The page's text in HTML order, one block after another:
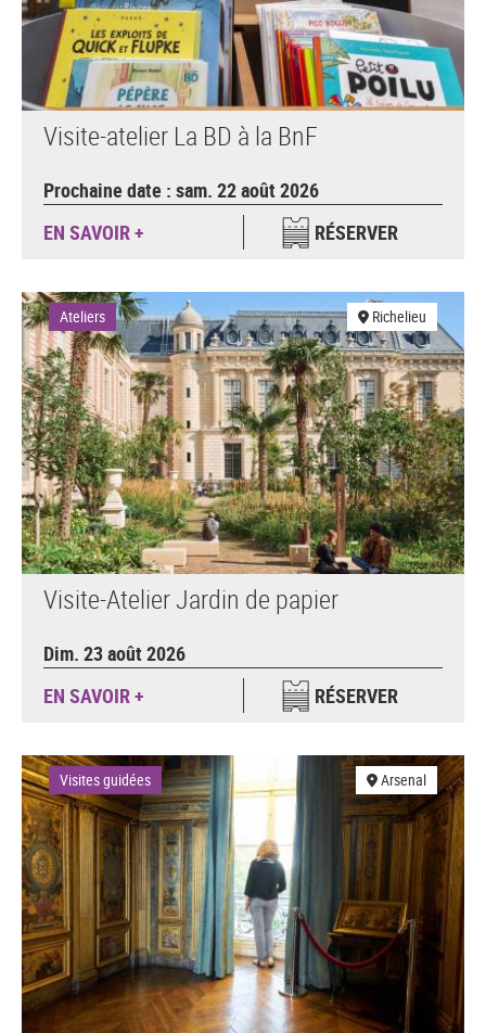
Visite-atelier La BD à la BnF
Prochaine date : sam. 22 août 2026
EN SAVOIR +
RÉSERVER
Ateliers Richelieu
Visite-Atelier Jardin de papier
Dim. 23 août 2026
EN SAVOIR +
RÉSERVER
Visites guidées Arsenal